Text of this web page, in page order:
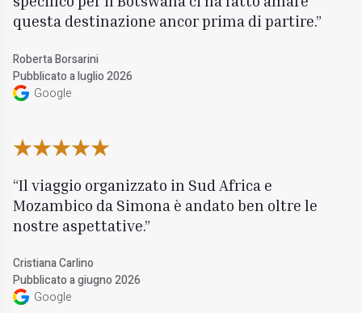
questa destinazione ancor prima di partire.
Roberta Borsarini
Pubblicato a luglio 2026
Google
Il viaggio organizzato in Sud Africa e
Mozambico da Simona è andato ben oltre le
nostre aspettative.
Cristiana Carlino
Pubblicato a giugno 2026
Google